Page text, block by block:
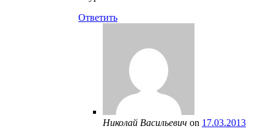
Ответить
Николай Васильевич on 17.03.2013